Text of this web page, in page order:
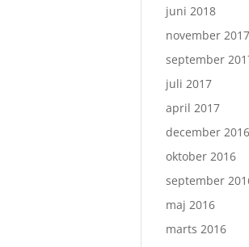
juni 2018
november 2017
september
juli 2017
april 2017
december 2016
oktober 2016
september
maj 2016
marts 2016